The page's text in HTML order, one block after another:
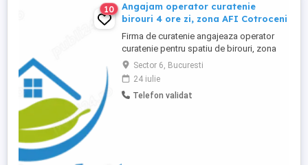
10
Angajam operator curatenie
birouri 4 ore zi, zona AFI Cotroceni
Firma de curatenie angajeaza operator
curatenie pentru spatiu de birouri, zona
AFI Cotroceni AFI Park, Sector 6. Program:
luni-vineri, 15:00 19:00 Salariu: 1.700 lei net
luna Contract de munca part-time Activitati
principale: curatenie in spatii de birouri;
Sector 6, Bucuresti
24 iulie
Telefon validat